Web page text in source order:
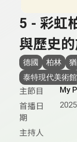
5 - 彩虹
與歷史
德國 柏林
泰特現代美術館
主節目
My
首播日
期
主持人